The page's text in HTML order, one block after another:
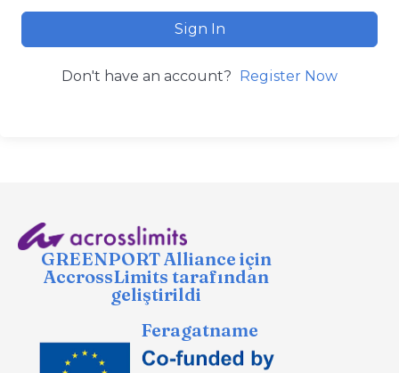
Sign In
Don't have an account? Register Now
GREENPORT Alliance için
AccrossLimits tarafından
geliştirildi
Feragatname